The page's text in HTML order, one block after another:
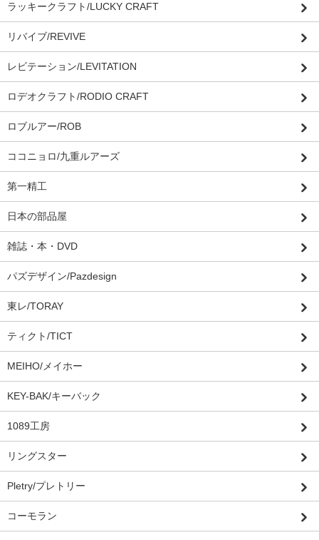
ラッキークラフト/LUCKY CRAFT
リバイブ/REVIVE
レビテーション/LEVITATION
ロデオクラフト/RODIO CRAFT
ロブルアー/ROB
ココニョロ/九重ルアーズ
第一精工
日本の部品屋
雑誌・本・DVD
パズデザイン/Pazdesign
東レ/TORAY
ティクト/TICT
MEIHO/メイホー
KEY-BAK/キーバック
1089工房
リングスター
Pletry/プレトリー
コーモラン